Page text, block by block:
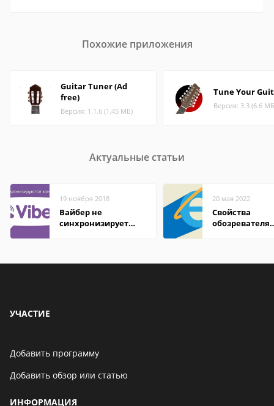
Похожие приложения
Guitar Tuner (Ad
free)
Версия: 1.1.6 (1.45 МБ)
Tune Your
Версия: 3.3 (6.6
Актуальные статьи
19 ноября 2018
Вайбер не
синхронизирует
20 мая 2022
Свойства
обозревателя
УЧАСТИЕ
Добавить программу
Добавить обзор или статью
ИНФОРМАЦИЯ